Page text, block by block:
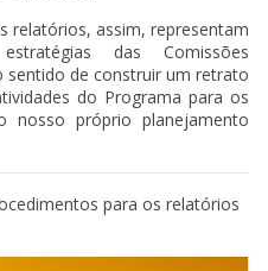
relatórios, assim, representam
das Comissões
sentido de construir um retrato
do Programa para os
nosso próprio planejamento
para os relatórios